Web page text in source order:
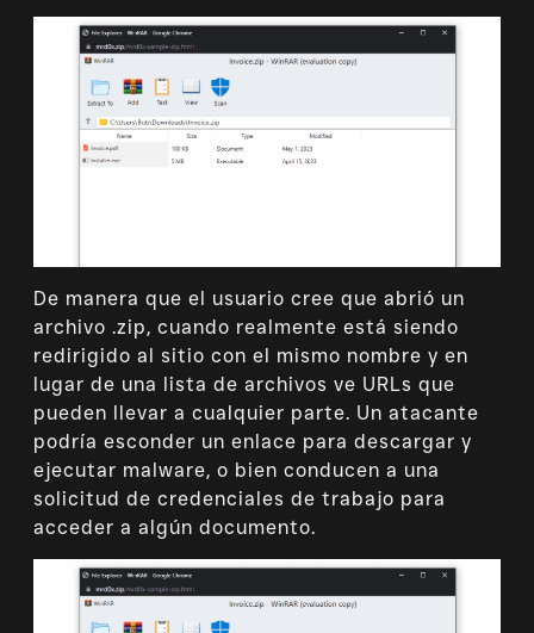
De manera que el usuario cree que abrió un
archivo .zip, cuando realmente está siendo
redirigido al sitio con el mismo nombre y en
lugar de una lista de archivos ve URLs que
pueden llevar a cualquier parte. Un atacante
podría esconder un enlace para descargar y
ejecutar malware, o bien conducen a una
solicitud de credenciales de trabajo para
acceder a algún documento.